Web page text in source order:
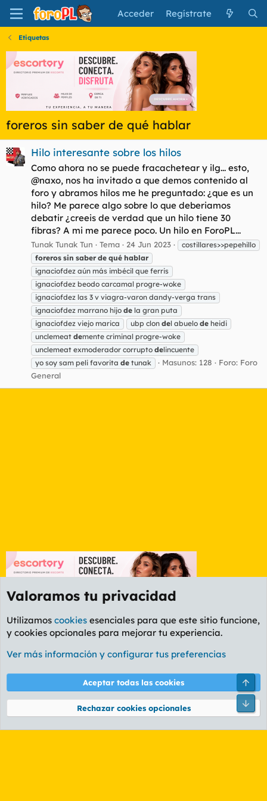
Acceder Regístrate
Etiquetas
foreros sin saber de qué hablar
Hilo interesante sobre los hilos
Como ahora no se puede fracachetear y ilg... esto,
@naxo, nos ha invitado a que demos contenido al
foro y abramos hilos me he preguntado: ¿que es un
hilo? Me parece algo sobre lo que deberiamos
debatir ¿creeis de verdad que un hilo tiene 30
fibras? A mi me parece poco. Un hilo en ForoPL...
Tunak Tunak Tun Tema 24 Jun 2023
costillares>>pepehillo
foreros sin saber de qué hablar
ignaciofdez aún más imbécil que ferris
ignaciofdez beodo carcamal progre-woke
ignaciofdez las 3 v viagra-varon dandy-verga trans
ignaciofdez marrano hijo de la gran puta
ignaciofdez viejo marica
ubp clon del abuelo de heidi
unclemeat demente criminal progre-woke
unclemeat exmoderador corrupto delincuente
yo soy sam peli favorita de tunak Masunos: 128 Foro: Foro
General
Etiquetas
Cookies
PL OLDSTYLE AMARILLO
Términos y reglas Política de privacidad Ayuda
Community platform by XenForo® © 2010-2026 XenForo Ltd.
Valoramos tu privacidad
Utilizamos cookies esenciales para que este sitio funcione,
y cookies opcionales para mejorar tu experiencia.
Ver más información y configurar tus preferencias
Aceptar todas las cookies
Rechazar cookies opcionales
Pie